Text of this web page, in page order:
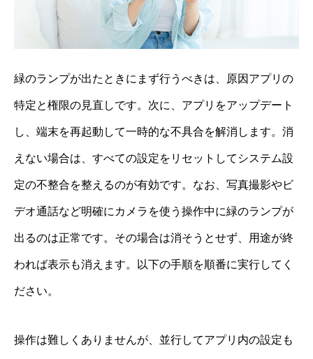
緑のランプが出たときにまず行うべきは、原因アプリの
特定と権限の見直しです。次に、アプリをアップデート
し、端末を再起動して一時的な不具合を解消します。消
えない場合は、すべての設定をリセットしてシステム設
定の不整合を整えるのが有効です。なお、写真撮影やビ
デオ通話など明確にカメラを使う操作中に緑のランプが
出るのは正常です。その場合は消そうとせず、用途が終
われば表示も消えます。以下の手順を順番に実行してく
ださい。
操作は難しくありませんが、並行してアプリ内の設定も